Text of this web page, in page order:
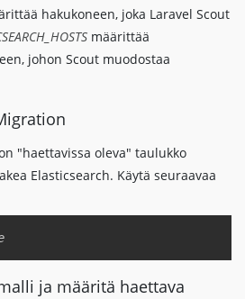
hakukoneen, joka Laravel Scout
määrittää
johon Scout muodostaa
"haettavissa oleva" taulukko
Elasticsearch. Käytä seuraavaa
ja määritä haettava